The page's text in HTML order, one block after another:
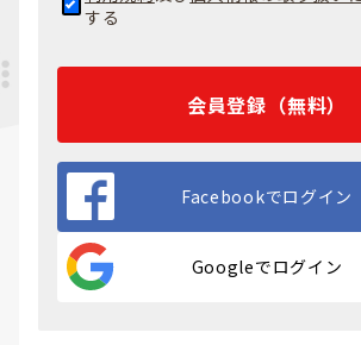
する
会員登録（無料）
Facebookでログイン
Googleでログイン